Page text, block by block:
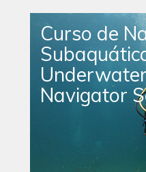
Curso de
Underwater
Navigator